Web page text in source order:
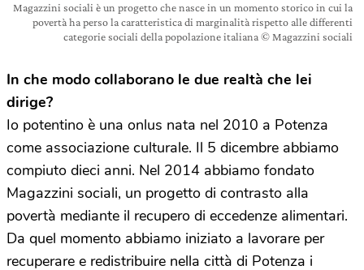
Magazzini sociali è un progetto che nasce in un momento storico in cui la
povertà ha perso la caratteristica di marginalità rispetto alle differenti
categorie sociali della popolazione italiana © Magazzini sociali
In che modo collaborano le due realtà che lei
dirige?
Io potentino è una onlus nata nel 2010 a Potenza
come associazione culturale. Il 5 dicembre abbiamo
compiuto dieci anni. Nel 2014 abbiamo fondato
Magazzini sociali, un progetto di contrasto alla
povertà mediante il recupero di eccedenze alimentari.
Da quel momento abbiamo iniziato a lavorare per
recuperare e redistribuire nella città di Potenza i